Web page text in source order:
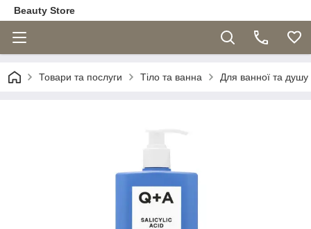
Beauty Store
Товари та послуги Тіло та ванна Для ванної та душу